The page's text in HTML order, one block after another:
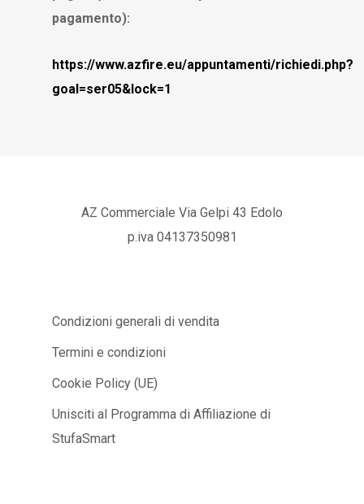
pagamento):
https://www.azfire.eu/appuntamenti/richiedi.php?
goal=ser05&lock=1
AZ Commerciale Via Gelpi 43 Edolo
p.iva 04137350981
Condizioni generali di vendita
Termini e condizioni
Cookie Policy (UE)
Unisciti al Programma di Affiliazione di
StufaSmart